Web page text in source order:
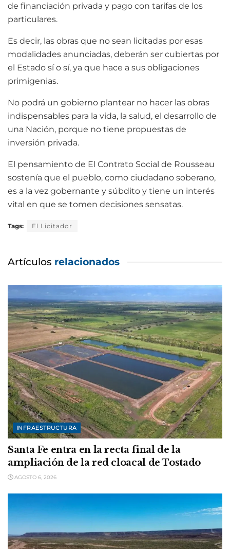
de financiación privada y pago con tarifas de los
particulares.
Es decir, las obras que no sean licitadas por esas
modalidades anunciadas, deberán ser cubiertas por
el Estado sí o sí, ya que hace a sus obligaciones
primigenias.
No podrá un gobierno plantear no hacer las obras
indispensables para la vida, la salud, el desarrollo de
una Nación, porque no tiene propuestas de
inversión privada.
El pensamiento de El Contrato Social de Rousseau
sostenía que el pueblo, como ciudadano soberano,
es a la vez gobernante y súbdito y tiene un interés
vital en que se tomen decisiones sensatas.
Tags: El Licitador
Artículos relacionados
INFRAESTRUCTURA
Santa Fe entra en la recta final de la
ampliación de la red cloacal de Tostado
AGOSTO 6, 2026